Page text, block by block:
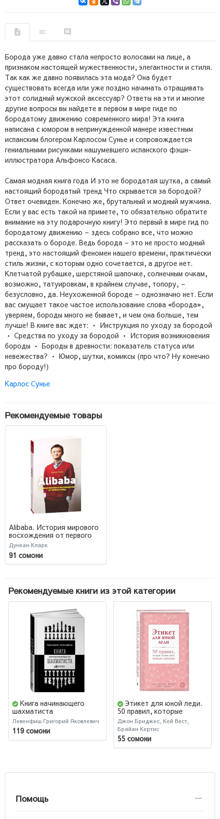
Борода уже давно стала непросто волосами на лице, а
признаком настоящей мужественности, элегантности и стиля.
Так как же давно появилась эта мода? Она будет
существовать всегда или уже поздно начинать отращивать
этот солидный мужской аксессуар? Ответы на эти и многие
другие вопросы вы найдете в первом в мире гиде по
бородатому движению современного мира! Эта книга
написана с юмором в непринужденной манере известным
испанским блогером Карлосом Сунье и сопровождается
гениальными рисунками нашумевшего испанского фэшн-
иллюстратора Альфонсо Касаса.
Самая модная книга года И это не бородатая шутка, а самый
настоящий бородатый тренд Что скрывается за бородой?
Ответ очевиден. Конечно же, брутальный и модный мужчина.
Если у вас есть такой на примете, то обязательно обратите
внимание на эту подарочную книгу! Это первый в мире гид по
бородатому движению – здесь собрано все, что можно
рассказать о бороде. Ведь борода – это не просто модный
тренд, это настоящий феномен нашего времени, практически
стиль жизни, с которым одно сочетается, а другое нет.
Клетчатой рубашке, шерстяной шапочке, солнечным очкам,
возможно, татуировкам, в крайнем случае, топору, –
безусловно, да. Неухоженной бороде – однозначно нет. Если
вас смущает такое частое использование слова «борода»,
уверяем, бороды много не бывает, и чем она больше, тем
лучше! В книге вас ждет: • Инструкция по уходу за бородой
• Средства по уходу за бородой • История возникновения
бороды • Бороды в древности: показатель статуса или
невежества? • Юмор, шутки, комиксы (про что? Ну конечно
про бороду!)
Карлос Сунье
Рекомендуемые товары
Alibaba. История мирового
восхождения от первого
лица (М)
Дункан Кларк
91 сомони
Рекомендуемые книги из этой категории
Книга начинающего
шахматиста
Левенфиш Григорий Яковлевич
119 сомони
Этикет для юной леди.
50 правил, которые
должна знать каждая
девушка (AB)
Джон Бриджес, Кей Вест,
Брайан Кертис
55 сомони
Помощь